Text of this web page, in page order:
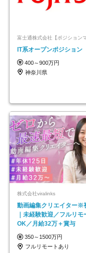
IT系オープンポジション
400～900万円
神奈川県
株式会社viralinks
動画編集クリエイター※
｜未経験歓迎／フルリモ
OK／月給32万＋賞与
350～1500万円
フルリモートあり